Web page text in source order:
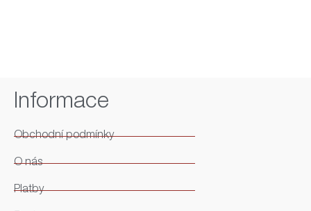
Informace
Obchodní podmínky
O nás
Platby